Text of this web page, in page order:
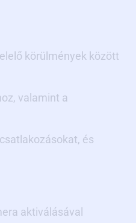
körülmények között
valamint a
és
aktiválásával